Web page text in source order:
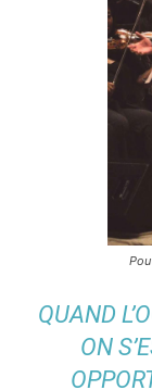
QUAND
ON